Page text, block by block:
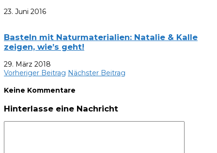
23. Juni 2016
Basteln mit Naturmaterialien: Natalie & Kalle
zeigen, wie’s geht!
29. März 2018
Vorheriger Beitrag Nächster Beitrag
Keine Kommentare
Hinterlasse eine Nachricht